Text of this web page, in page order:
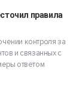
правила
контроля за
и связанных с
ответом